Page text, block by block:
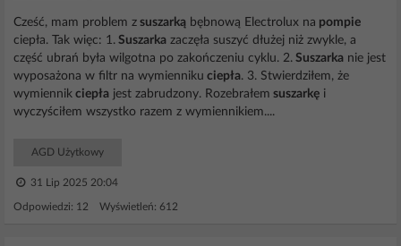
Cześć, mam problem z suszarką bębnową Electrolux na pompie
ciepła. Tak więc: 1. Suszarka zaczęła suszyć dłużej niż zwykle, a
część ubrań była wilgotna po zakończeniu cyklu. 2. Suszarka nie jest
wyposażona w filtr na wymienniku ciepła. 3. Stwierdziłem, że
wymiennik ciepła jest zabrudzony. Rozebrałem suszarkę i
wyczyściłem wszystko razem z wymiennikiem....
AGD Użytkowy
31 Lip 2025 20:04
Odpowiedzi: 12 Wyświetleń: 612